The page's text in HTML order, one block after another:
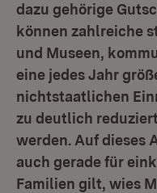
dazu gehörige
können zahlreiche
und Museen,
eine jedes Jahr
nichtstaatlichen
zu deutlich
werden. Auf dieses
auch gerade für
Familien gilt, wies